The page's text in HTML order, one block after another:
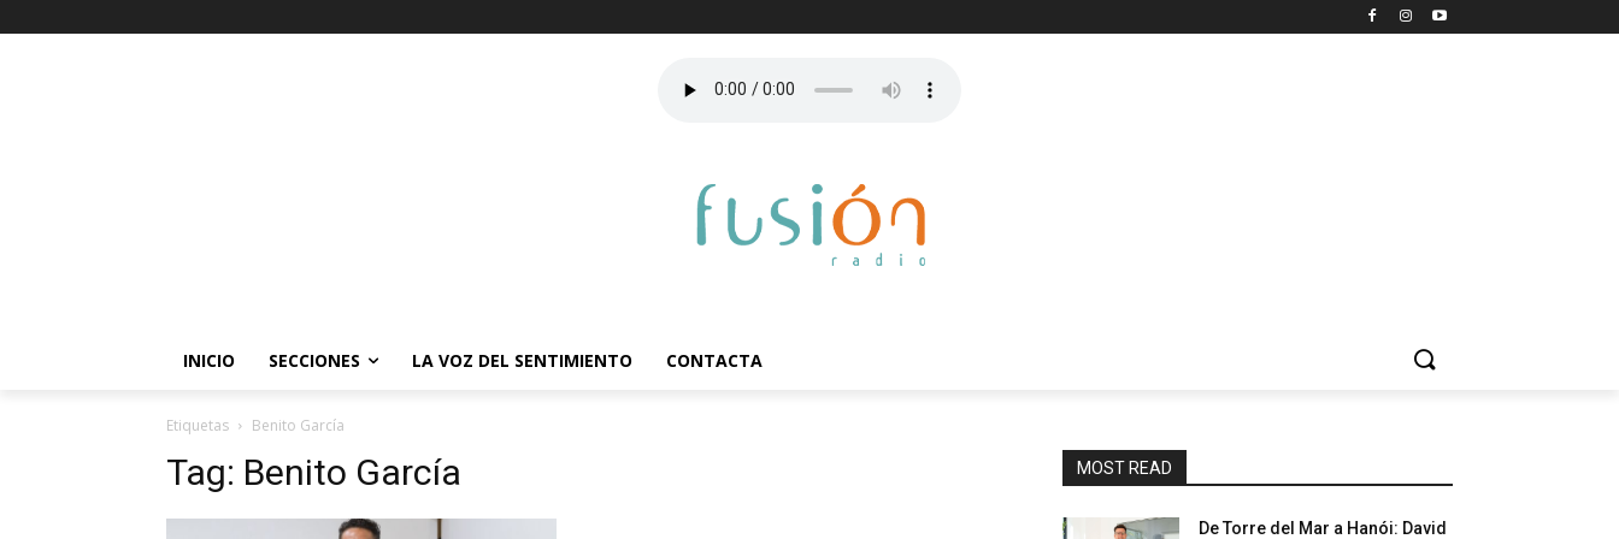
INICIO SECCIONES LA VOZ DEL SENTIMIENTO CONTACTA
Etiquetas Benito García
Tag: Benito García MOST READ
De Torre del Mar a Hanói: David